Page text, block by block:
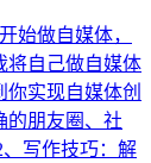
始做自媒体，
将自己做自媒体
实现自媒体创
的朋友圈、社
写作技巧：解